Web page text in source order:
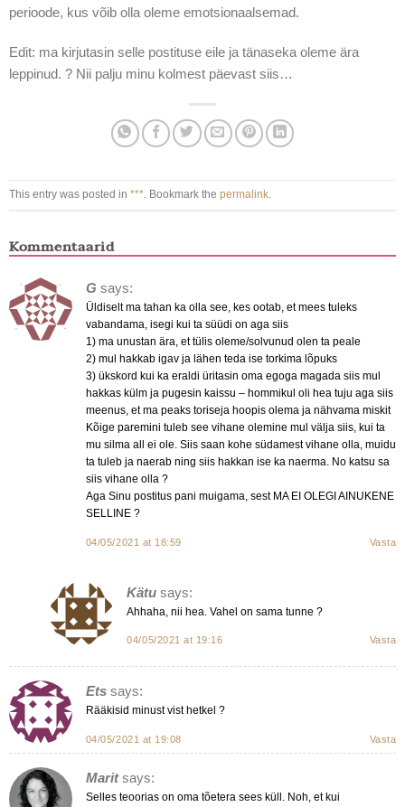
perioode, kus võib olla oleme emotsionaalsemad.
Edit: ma kirjutasin selle postituse eile ja tänaseka oleme ära
leppinud. ? Nii palju minu kolmest päevast siis…
This entry was posted in ***. Bookmark the permalink.
Kommentaarid
G says:
Üldiselt ma tahan ka olla see, kes ootab, et mees tuleks
vabandama, isegi kui ta süüdi on aga siis
1) ma unustan ära, et tülis oleme/solvunud olen ta peale
2) mul hakkab igav ja lähen teda ise torkima lõpuks
3) ükskord kui ka eraldi üritasin oma egoga magada siis mul
hakkas külm ja pugesin kaissu – hommikul oli hea tuju aga siis
meenus, et ma peaks toriseja hoopis olema ja nähvama miskit
Kõige paremini tuleb see vihane olemine mul välja siis, kui ta
mu silma all ei ole. Siis saan kohe südamest vihane olla, muidu
ta tuleb ja naerab ning siis hakkan ise ka naerma. No katsu sa
siis vihane olla ?
Aga Sinu postitus pani muigama, sest MA EI OLEGI AINUKENE
SELLINE ?
04/05/2021 at 18:59 Vasta
Kätu says:
Ahhaha, nii hea. Vahel on sama tunne ?
04/05/2021 at 19:16 Vasta
Ets says:
Rääkisid minust vist hetkel ?
04/05/2021 at 19:08 Vasta
Marit says:
Selles teoorias on oma tõetera sees küll. Noh, et kui